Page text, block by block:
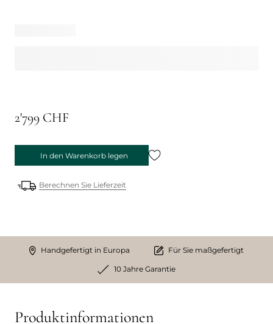
2'799 CHF
In den Warenkorb legen
Berechnen Sie Lieferzeit
Handgefertigt in Europa Für Sie maßgefertigt
10 Jahre Garantie
Produktinformationen